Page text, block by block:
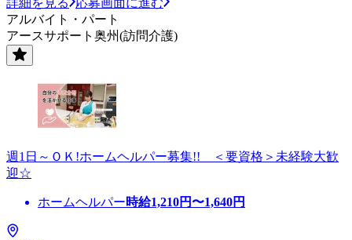
アルバイト・パート
アースサポート奥州(訪問介護)
週1日～ＯＫ!ホームヘルパー募集!! ＜要資格＞未経験大歓
迎☆
ホームヘルパー時給1,210円〜1,640円